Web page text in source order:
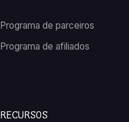
RECURSOS
Programa de parceiros
Programa de afiliados